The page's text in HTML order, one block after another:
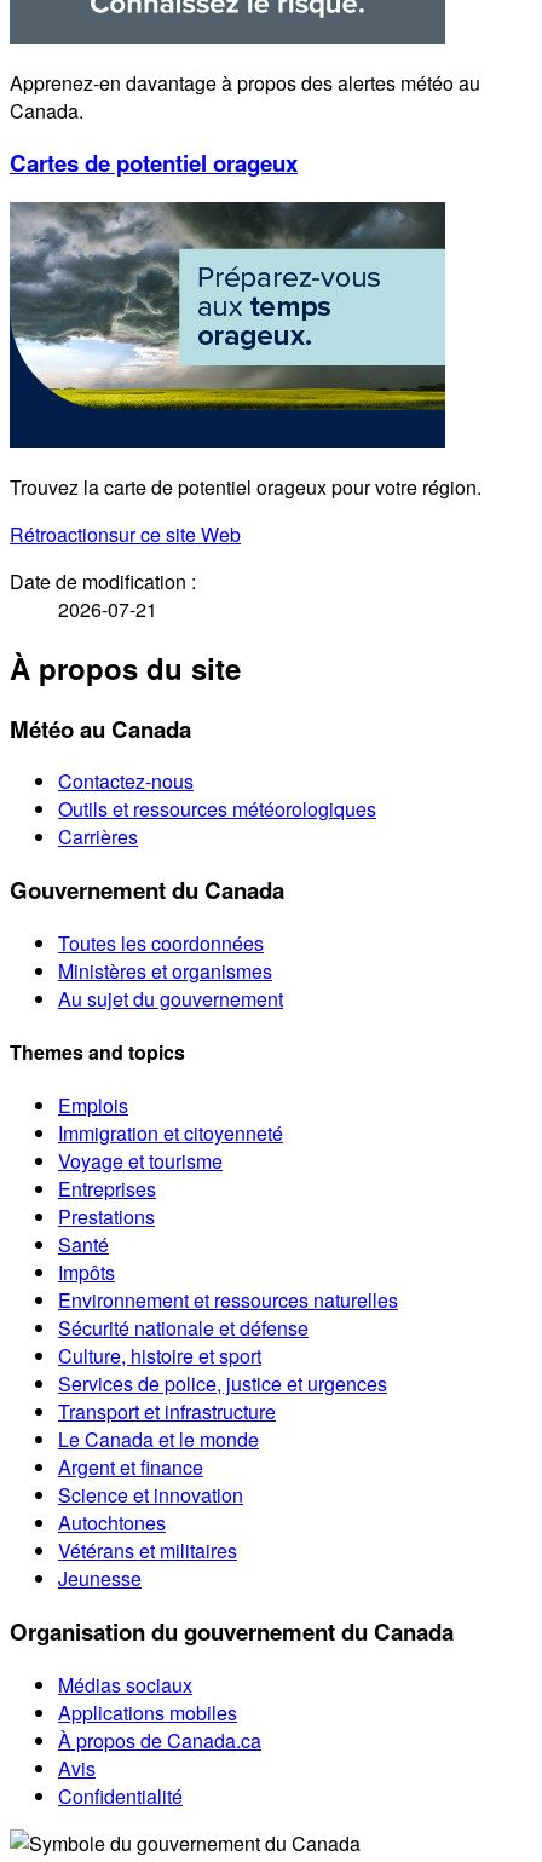
Apprenez-en davantage à propos des alertes météo au
Canada.
Cartes de potentiel orageux
Trouvez la carte de potentiel orageux pour votre région.
Rétroactionsur ce site Web
Date de modification :
2026-07-21
À propos du site
Météo au Canada
Contactez-nous
Outils et ressources météorologiques
Carrières
Gouvernement du Canada
Toutes les coordonnées
Ministères et organismes
Au sujet du gouvernement
Themes and topics
Emplois
Immigration et citoyenneté
Voyage et tourisme
Entreprises
Prestations
Santé
Impôts
Environnement et ressources naturelles
Sécurité nationale et défense
Culture, histoire et sport
Services de police, justice et urgences
Transport et infrastructure
Le Canada et le monde
Argent et finance
Science et innovation
Autochtones
Vétérans et militaires
Jeunesse
Organisation du gouvernement du Canada
Médias sociaux
Applications mobiles
À propos de Canada.ca
Avis
Confidentialité